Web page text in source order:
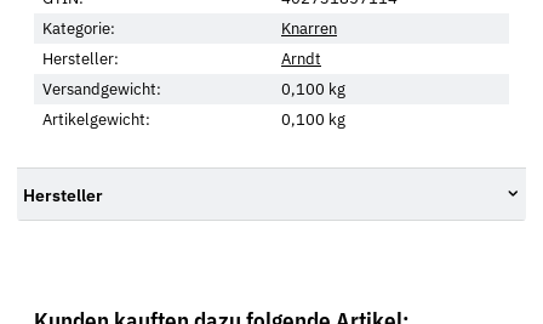
Kategorie:
Knarren
Hersteller:
Arndt
Versandgewicht:
0,100 kg
Artikelgewicht:
0,100 kg
Hersteller